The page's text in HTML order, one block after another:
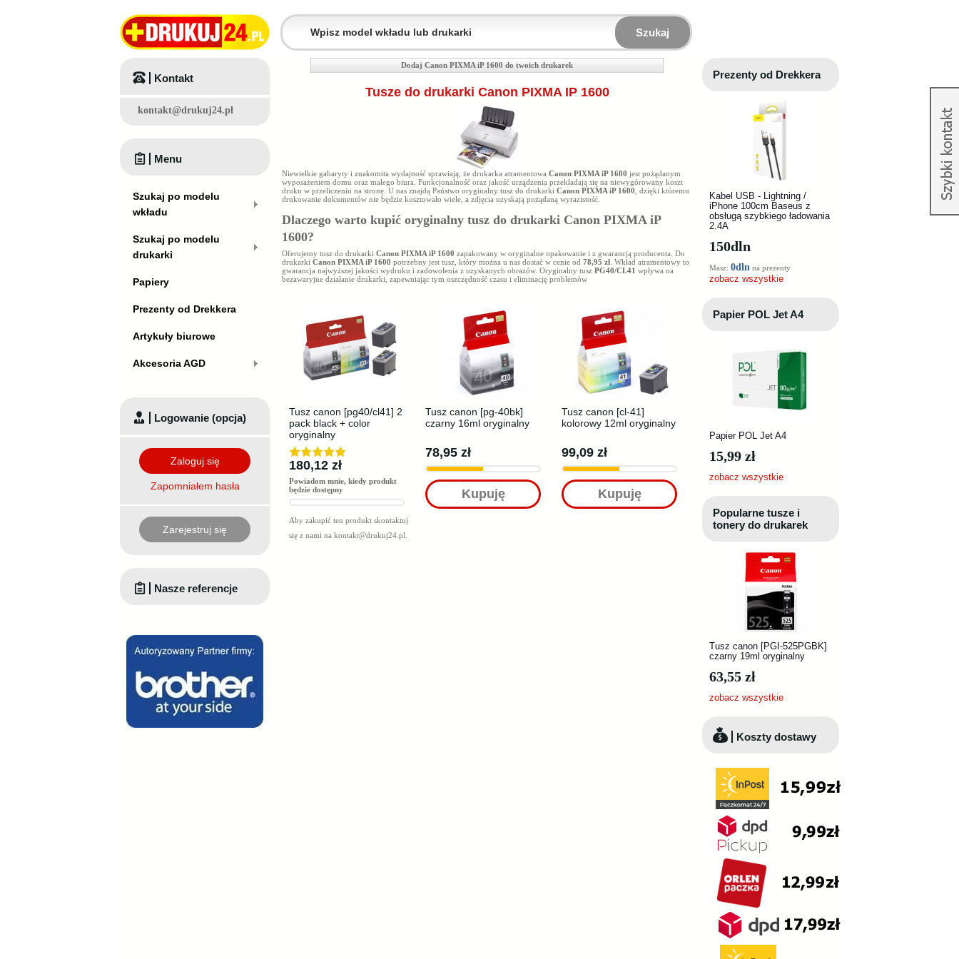
Szukaj
Dodaj Canon PIXMA iP 1600 do twoich drukarek
Tusze do drukarki Canon PIXMA IP 1600
Niewielkie gabaryty i znakomita wydajność sprawiają, że drukarka atramentowa Canon PIXMA iP 1600 jest pożądanym
wyposażeniem domu oraz małego biura. Funkcjonalność oraz jakość urządzenia przekładają się na niewygórowany koszt
druku w przeliczeniu na stronę. U nas znajdą Państwo oryginalny tusz do drukarki Canon PIXMA iP 1600 , dzięki któremu
drukowanie dokumentów nie będzie kosztowało wiele, a zdjęcia uzyskają pożądaną wyrazistość.
Dlaczego warto kupić oryginalny tusz do drukarki Canon PIXMA iP
1600?
Oferujemy tusz do drukarki Canon PIXMA iP 1600 zapakowany w oryginalne opakowanie i z gwarancją producenta. Do
drukarki Canon PIXMA iP 1600 potrzebny jest tusz, który można u nas dostać w cenie od 78,95 zł . Wkład atramentowy to
gwarancja najwyższej jakości wydruku i zadowolenia z uzyskanych obrazów. Oryginalny tusz PG40/CL41 wpływa na
bezawaryjne działanie drukarki, zapewniając tym oszczędność czasu i eliminację problemów
Tusz canon [pg40/cl41] 2
pack black + color
oryginalny
180,12 zł
Powiadom mnie, kiedy produkt
będzie dostępny
Aby zakupić ten produkt skontaktuj
się z nami na kontakt@drukuj24.pl
Tusz canon [pg-40bk]
czarny 16ml oryginalny
78,95 zł
Kupuję
Tusz canon [cl-41]
kolorowy 12ml oryginalny
99,09 zł
Kupuję
Kontakt
kontakt@drukuj24.pl
Menu
Szukaj po modelu
wkładu
Szukaj po modelu
drukarki
Papiery
Prezenty od Drekkera
Artykuły biurowe
Akcesoria AGD
Logowanie (opcja)
Zaloguj się
Zapomniałem hasła
Zarejestruj się
Nasze referencje
Prezenty od Drekkera
Kabel USB - Lightning /
iPhone 100cm Baseus z
obsługą szybkiego ładowania
2.4A
150dln
Masz: 0dln na prezenty
zobacz wszystkie
Papier POL Jet A4
Papier POL Jet A4
15,99 zł
zobacz wszystkie
Popularne tusze i
tonery do drukarek
Tusz canon [PGI-525PGBK]
czarny 19ml oryginalny
63,55 zł
zobacz wszystkie
Koszty dostawy